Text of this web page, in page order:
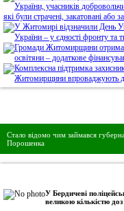
Стало відомо чим займався
Порошенка
У Бердичеві
великою кількістю доз